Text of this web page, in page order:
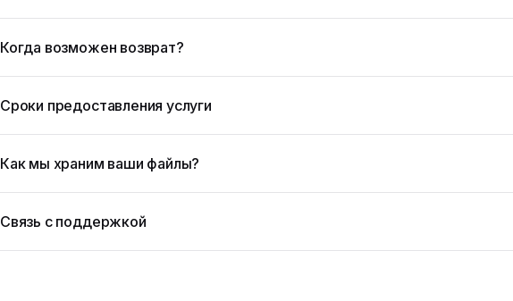
Когда возможен возврат?
Сроки предоставления услуги
Как мы храним ваши файлы?
Связь с поддержкой